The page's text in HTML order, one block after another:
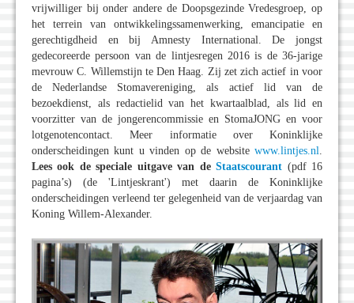
vrijwilliger bij onder andere de Doopsgezinde Vredesgroep, op
het terrein van ontwikkelingssamenwerking, emancipatie en
gerechtigdheid en bij Amnesty International. De jongst
gedecoreerde persoon van de lintjesregen 2016 is de 36-jarige
mevrouw C. Willemstijn te Den Haag. Zij zet zich actief in voor
de Nederlandse Stomavereniging, als actief lid van de
bezoekdienst, als redactielid van het kwartaalblad, als lid en
voorzitter van de jongerencommissie en StomaJONG en voor
lotgenotencontact. Meer informatie over Koninklijke
onderscheidingen kunt u vinden op de website www.lintjes.nl.
Lees ook de speciale uitgave van deStaatscourant (pdf 16
pagina’s) (de 'Lintjeskrant') met daarin de Koninklijke
onderscheidingen verleend ter gelegenheid van de verjaardag van
Koning Willem-Alexander.